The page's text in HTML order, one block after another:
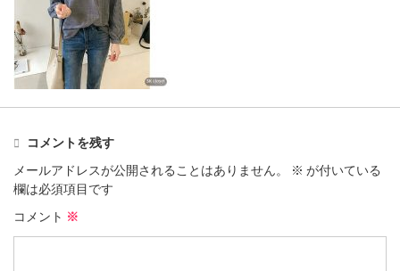
コメントを残す
メールアドレスが公開されることはありません。
※ が付いている
欄は必須項目です
コメント ※